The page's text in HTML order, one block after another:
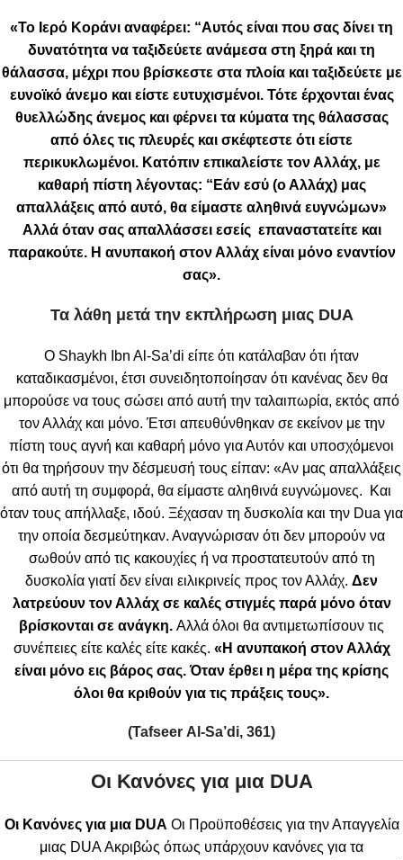
«Το Ιερό Κοράνι αναφέρει: “Αυτός είναι που σας δίνει τη
δυνατότητα να ταξιδεύετε ανάμεσα στη ξηρά και τη
θάλασσα, μέχρι που βρίσκεστε στα πλοία και ταξιδεύετε με
ευνοϊκό άνεμο και είστε ευτυχισμένοι. Τότε έρχονται ένας
θυελλώδης άνεμος και φέρνει τα κύματα της θάλασσας
από όλες τις πλευρές και σκέφτεστε ότι είστε
περικυκλωμένοι. Κατόπιν επικαλείστε τον Αλλάχ, με
καθαρή πίστη λέγοντας: “Εάν εσύ (ο Αλλάχ) μας
απαλλάξεις από αυτό, θα είμαστε αληθινά ευγνώμων»
Αλλά όταν σας απαλλάσσει εσείς επαναστατείτε και
παρακούτε. Η ανυπακοή στον Αλλάχ είναι μόνο εναντίον
σας».
Τα λάθη μετά την εκπλήρωση μιας DUA
Ο Shaykh Ibn Al-Sa’di είπε ότι κατάλαβαν ότι ήταν
καταδικασμένοι, έτσι συνειδητοποίησαν ότι κανένας δεν θα
μπορούσε να τους σώσει από αυτή την ταλαιπωρία, εκτός από
τον Αλλάχ και μόνο. Έτσι απευθύνθηκαν σε εκείνον με την
πίστη τους αγνή και καθαρή μόνο για Αυτόν και υποσχόμενοι
ότι θα τηρήσουν την δέσμευσή τους είπαν: «Αν μας απαλλάξεις
από αυτή τη συμφορά, θα είμαστε αληθινά ευγνώμονες. Και
όταν τους απήλλαξε, ιδού. Ξέχασαν τη δυσκολία και την Dua για
την οποία δεσμεύτηκαν. Αναγνώρισαν ότι δεν μπορούν να
σωθούν από τις κακουχίες ή να προστατευτούν από τη
δυσκολία γιατί δεν είναι ειλικρινείς προς τον Αλλάχ. Δεν
λατρεύουν τον Αλλάχ σε καλές στιγμές παρά μόνο όταν
βρίσκονται σε ανάγκη. Αλλά όλοι θα αντιμετωπίσουν τις
συνέπειες είτε καλές είτε κακές. «Η ανυπακοή στον Αλλάχ
είναι μόνο εις βάρος σας. Όταν έρθει η μέρα της κρίσης
όλοι θα κριθούν για τις πράξεις τους».
(Tafseer Al-Sa’di, 361)
Οι Κανόνες για μια DUA
Οι Κανόνες για μια DUA Οι Προϋποθέσεις για την Απαγγελία
μιας DUA Ακριβώς όπως υπάρχουν κανόνες για τα